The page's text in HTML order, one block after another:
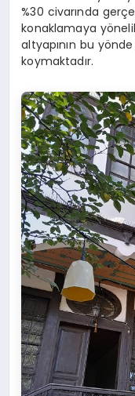
%30 civarında
konaklamaya
altyapının bu
koymaktadır.